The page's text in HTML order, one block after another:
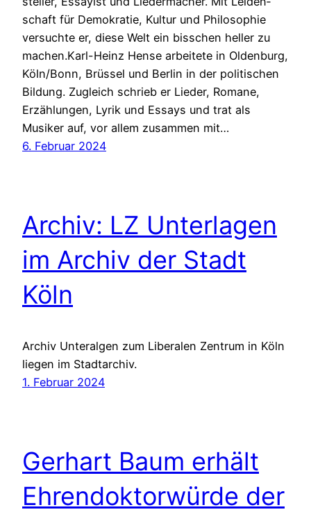
schaft für Demokratie, Kultur und Philosophie
versuchte er, diese Welt ein bisschen heller zu
machen.Karl-Heinz Hense arbeitete in Oldenburg,
Köln/Bonn, Brüssel und Berlin in der politischen
Bildung. Zugleich schrieb er Lieder, Romane,
Erzählungen, Lyrik und Essays und trat als
Musiker auf, vor allem zusammen mit…
6. Februar 2024
Archiv: LZ Unterlagen
im Archiv der Stadt
Köln
Archiv Unteralgen zum Liberalen Zentrum in Köln
liegen im Stadtarchiv.
1. Februar 2024
Gerhart Baum erhält
Ehrendoktorwürde der